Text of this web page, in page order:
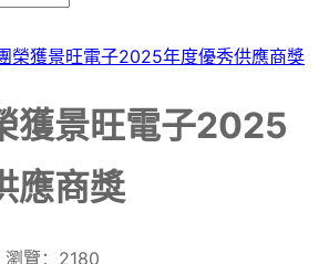
榮獲景旺電子2025年度優秀供應商獎
獲景旺電子2025
應商獎
瀏覽：2180